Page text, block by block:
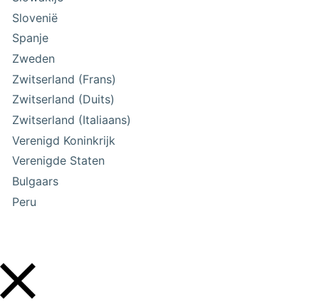
Slovenië
Spanje
Zweden
Zwitserland (Frans)
Zwitserland (Duits)
Zwitserland (Italiaans)
Verenigd Koninkrijk
Verenigde Staten
Bulgaars
Peru